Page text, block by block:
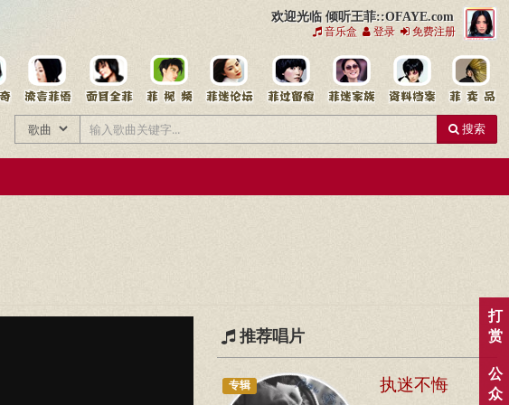
欢迎光临 倾听王菲::OFAYE.com
音乐盒 登录 免费注册
搜索
推荐唱片
专辑 执迷不悔
打
赏
公
众